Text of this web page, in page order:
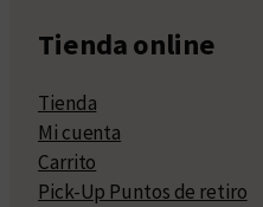
Tienda online
Tienda
Mi cuenta
Carrito
Pick-Up Puntos de retiro